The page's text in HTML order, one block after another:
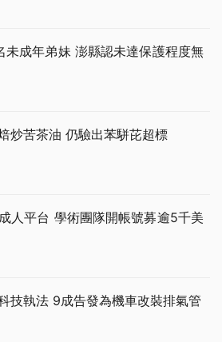
未成年弟妹 澎縣認未達保護程度無
炒苦茶油 仍驗出苯駢芘超標
人平台 學術團隊開帳號募逾5千美
技執法 9成告發為機車改裝排氣管